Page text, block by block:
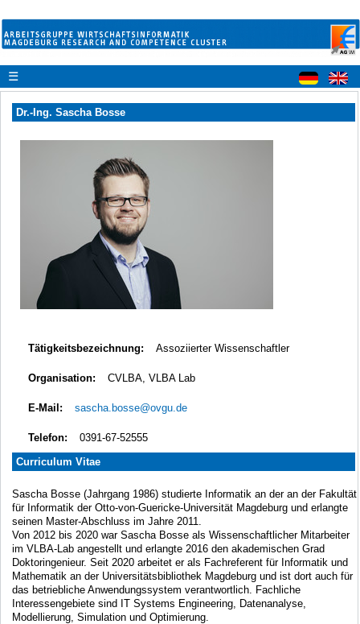
☰
Dr.-Ing. Sascha Bosse
Tätigkeitsbezeichnung: Assoziierter Wissenschaftler
Organisation: CVLBA, VLBA Lab
E-Mail: sascha.bosse@ovgu.de
Telefon:
0391-67-52555
Curriculum Vitae
Sascha Bosse (Jahrgang 1986) studierte Informatik an der an der Fakultät
für Informatik der Otto-von-Guericke-Universität Magdeburg und erlangte
seinen Master-Abschluss im Jahre 2011.
Von 2012 bis 2020 war Sascha Bosse als Wissenschaftlicher Mitarbeiter
im VLBA-Lab angestellt und erlangte 2016 den akademischen Grad
Doktoringenieur. Seit 2020 arbeitet er als Fachreferent für Informatik und
Mathematik an der Universitätsbibliothek Magdeburg und ist dort auch für
das betriebliche Anwendungssystem verantwortlich. Fachliche
Interessengebiete sind IT Systems Engineering, Datenanalyse,
Modellierung, Simulation und Optimierung.